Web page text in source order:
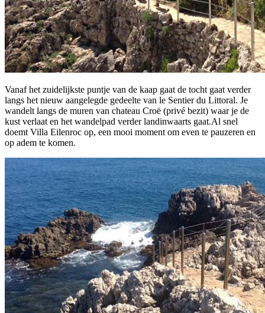
Vanaf het zuidelijkste puntje van de kaap gaat de tocht gaat verder
langs het nieuw aangelegde gedeelte van le Sentier du Littoral. Je
wandelt langs de muren van chateau Croë (privé bezit) waar je de
kust verlaat en het wandelpad verder landinwaarts gaat.Al snel
doemt Villa Eilenroc op, een mooi moment om even te pauzeren en
op adem te komen.